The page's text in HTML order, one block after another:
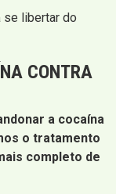
se libertar do
CONTRA
a cocaína
o tratamento
completo de